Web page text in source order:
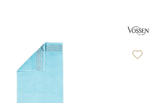
von 4.43 von 5 Sternen